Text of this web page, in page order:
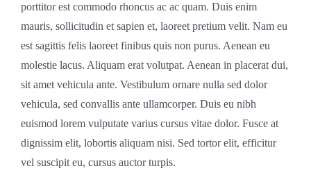
porttitor est commodo rhoncus ac ac quam. Duis enim
mauris, sollicitudin et sapien et, laoreet pretium velit. Nam eu
est sagittis felis laoreet finibus quis non purus. Aenean eu
molestie lacus. Aliquam erat volutpat. Aenean in placerat dui,
sit amet vehicula ante. Vestibulum ornare nulla sed dolor
vehicula, sed convallis ante ullamcorper. Duis eu nibh
euismod lorem vulputate varius cursus vitae dolor. Fusce at
dignissim elit, lobortis aliquam nisi. Sed tortor elit, efficitur
vel suscipit eu, cursus auctor turpis.